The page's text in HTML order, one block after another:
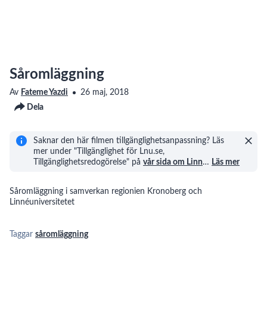
Såromläggning
Av Fateme Yazdi
26 maj, 2018
Dela
Saknar den här filmen tillgänglighetsanpassning? Läs
mer under "Tillgänglighet för Lnu.se,
Tillgänglighetsredogörelse" på vår sida om Linn… Läs mer
Såromläggning i samverkan regionien Kronoberg och
Linnéuniversitetet
Taggar såromläggning